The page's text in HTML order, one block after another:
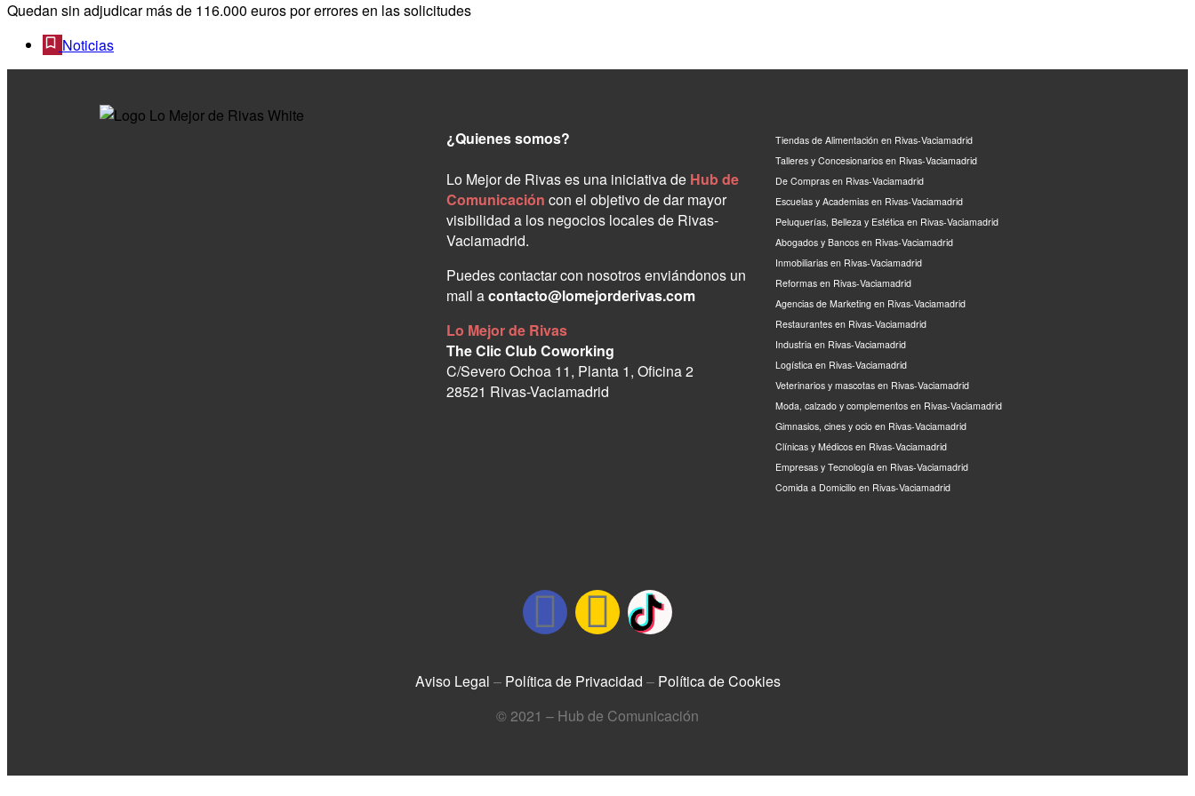
Quedan sin adjudicar más de 116.000 euros por errores en las solicitudes
Noticias
¿Quienes somos?
Lo Mejor de Rivas es una iniciativa de Hub de
Comunicación con el objetivo de dar mayor
visibilidad a los negocios locales de Rivas-
Vaciamadrid.
Puedes contactar con nosotros enviándonos un
mail acontacto@lomejorderivas.com
Lo Mejor de Rivas
The Clic Club Coworking
C/Severo Ochoa 11, Planta 1, Oficina 2
28521 Rivas-Vaciamadrid
Tiendas de Alimentación en Rivas-Vaciamadrid
Talleres y Concesionarios en Rivas-Vaciamadrid
De Compras en Rivas-Vaciamadrid
Escuelas y Academias en Rivas-Vaciamadrid
Peluquerías, Belleza y Estética en Rivas-Vaciamadrid
Abogados y Bancos en Rivas-Vaciamadrid
Inmobiliarias en Rivas-Vaciamadrid
Reformas en Rivas-Vaciamadrid
Agencias de Marketing en Rivas-Vaciamadrid
Restaurantes en Rivas-Vaciamadrid
Industria en Rivas-Vaciamadrid
Logística en Rivas-Vaciamadrid
Veterinarios y mascotas en Rivas-Vaciamadrid
Moda, calzado y complementos en Rivas-Vaciamadrid
Gimnasios, cines y ocio en Rivas-Vaciamadrid
Clínicas y Médicos en Rivas-Vaciamadrid
Empresas y Tecnología en Rivas-Vaciamadrid
Comida a Domicilio en Rivas-Vaciamadrid
Aviso Legal – Política de Privacidad – Política de Cookies
© 2021 – Hub de Comunicación